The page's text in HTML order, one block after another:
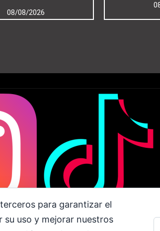
08/08/2026
para garantizar el
uso y mejorar nuestros
Tiktok